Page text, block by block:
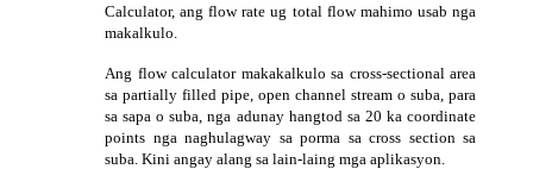
Calculator, ang flow rate ug total flow mahimo usab nga
makalkulo.
Ang flow calculator makakalkulo sa cross-sectional area
sa partially filled pipe, open channel stream o suba, para
sa sapa o suba, nga adunay hangtod sa 20 ka coordinate
points nga naghulagway sa porma sa cross section sa
suba. Kini angay alang sa lain-laing mga aplikasyon.